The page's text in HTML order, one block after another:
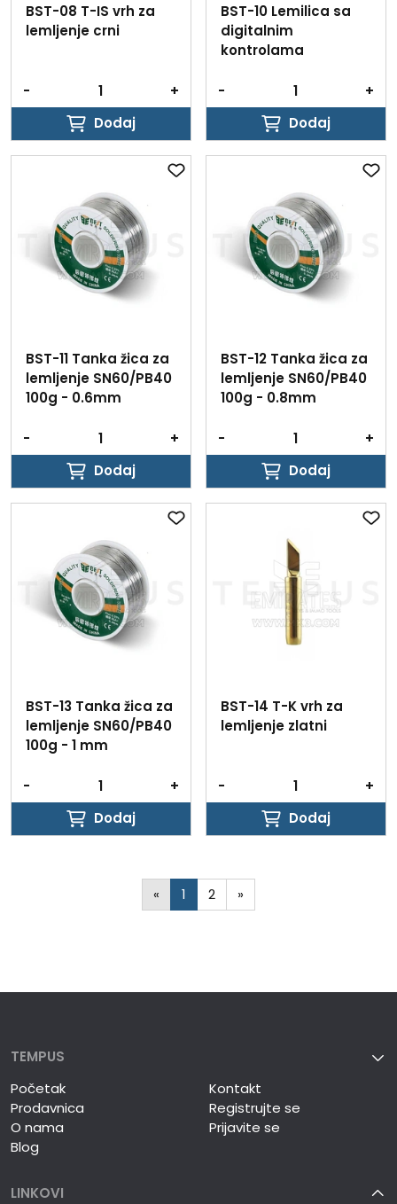
BST-08 T-IS vrh za
lemljenje crni
-
+
Dodaj
Dodaj
BST-10 Lemilica sa
digitalnim
kontrolama
-
+
Dodaj
Dodaj
BST-11 Tanka žica za
lemljenje SN60/PB40
100g - 0.6mm
-
+
Dodaj
Dodaj
BST-12 Tanka žica za
lemljenje SN60/PB40
100g - 0.8mm
-
+
Dodaj
Dodaj
BST-13 Tanka žica za
lemljenje SN60/PB40
100g - 1 mm
-
+
Dodaj
Dodaj
BST-14 T-K vrh za
lemljenje zlatni
-
+
Dodaj
Dodaj
« 1 2 »
TEMPUS
Početak
Prodavnica
O nama
Blog
Kontakt
Registrujte se
Prijavite se
LINKOVI